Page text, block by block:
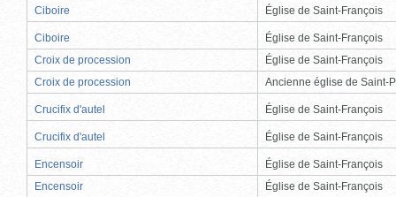
Ciboire Église de Saint-François
Ciboire
Église de Saint-François
Croix de procession
Église de Saint-François
Croix de procession
Ancienne église de Saint-
Crucifix d'autel Église de Saint-François
Crucifix d'autel Église de Saint-François
Encensoir
Église de Saint-François
Encensoir
Église de Saint-François